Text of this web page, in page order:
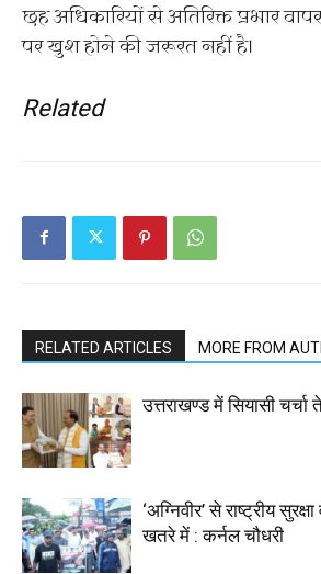
छह अधिकारियों से अतिरिक्त प्रभार
पर खुश होने की जरूरत नहीं है।
Related
RELATED ARTICLES MORE FROM
उत्तराखण्ड में सियासी चर्चा
‘अग्निवीर’ से राष्ट्रीय
खतरे में : कर्नल चौधरी